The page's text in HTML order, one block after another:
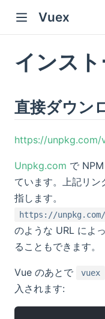
Vuex
インス
直接ダウン
https://unpkg.com/
Unpkg.com で
ています。上記リ
指します。
https://
のような URL によ
ることもできます。
Vue のあとで vuex
入されます: